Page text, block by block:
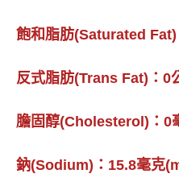
飽和脂肪(Saturated
反式脂肪(Trans Fat)：0
膽固醇(Cholesterol)：0
鈉(Sodium)：15.8毫克